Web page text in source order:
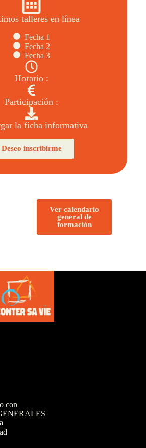
talleres en línea
Fecha 1
Fecha 2
Fecha 3
Horario :
Participación :
la ficha informativa
Deseo inscribirme
Ver calendario
general de
formación
con